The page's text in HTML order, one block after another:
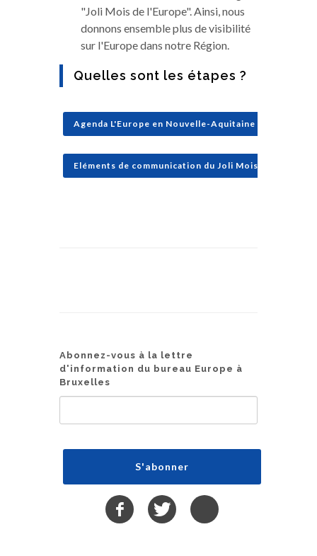
"Joli Mois de l'Europe". Ainsi, nous
donnons ensemble plus de visibilité
sur l'Europe dans notre Région.
Quelles sont les étapes ?
Agenda L'Europe en Nouvelle-Aquitaine |
Eléments de communication du Joli Mois de l'Europe
Abonnez-vous à la lettre
d'information du bureau Europe à
Bruxelles